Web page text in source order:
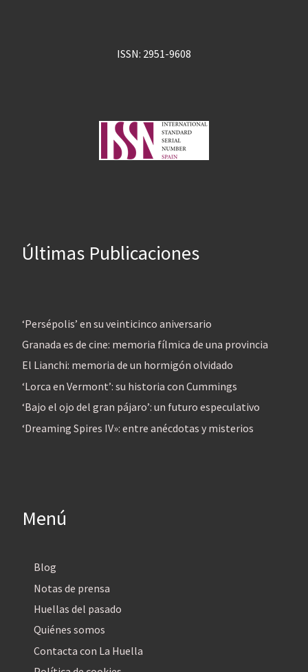
ISSN: 2951-9608
Últimas Publicaciones
‘Persépolis’ en su veinticinco aniversario
Granada es de cine: memoria fílmica de una provincia
El Lianchi: memoria de un hormigón olvidado
‘Lorca en Vermont’: su historia con Cummings
‘Bajo el ojo del gran pájaro’: un futuro especulativo
‘Dreaming Spires IV»: entre anécdotas y misterios
Menú
Blog
Notas de prensa
Huellas del pasado
Quiénes somos
Contacta con La Huella